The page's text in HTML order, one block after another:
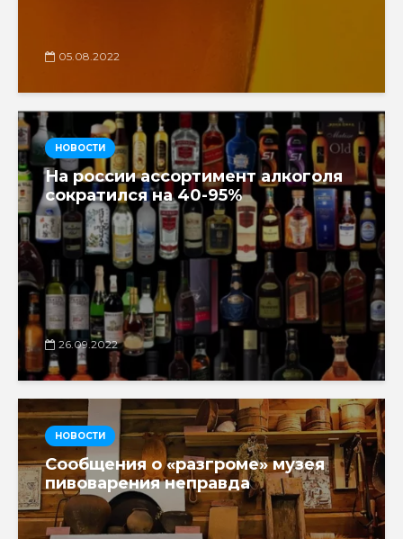
05.08.2022
НОВОСТИ
На россии ассортимент алкоголя
сократился на 40-95%
26.09.2022
НОВОСТИ
Сообщения о «разгроме» музея
пивоварения неправда